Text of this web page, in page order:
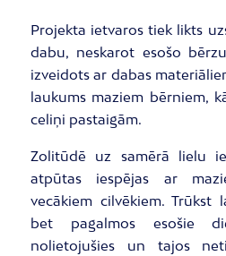
Projekta ietvaros tiek likts
dabu, neskarot esošo
izveidots ar dabas
laukums maziem bērniem,
celiņi pastaigām.
Zolitūdē uz samērā lielu
atpūtas iespējas ar
vecākiem cilvēkiem. Trūkst
bet pagalmos esošie
nolietojušies un tajos